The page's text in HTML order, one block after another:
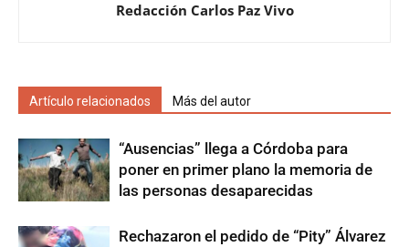
Redacción Carlos Paz Vivo
Artículo relacionados Más del autor
“Ausencias” llega a Córdoba para
poner en primer plano la memoria de
las personas desaparecidas
Rechazaron el pedido de “Pity” Álvarez